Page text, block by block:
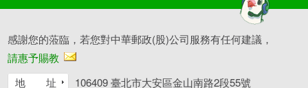
感謝您的蒞臨，若您對中華郵政(股)公司服務有任何建議，
請惠予賜教
地 址
106409 臺北市大安區金山南路2段55號